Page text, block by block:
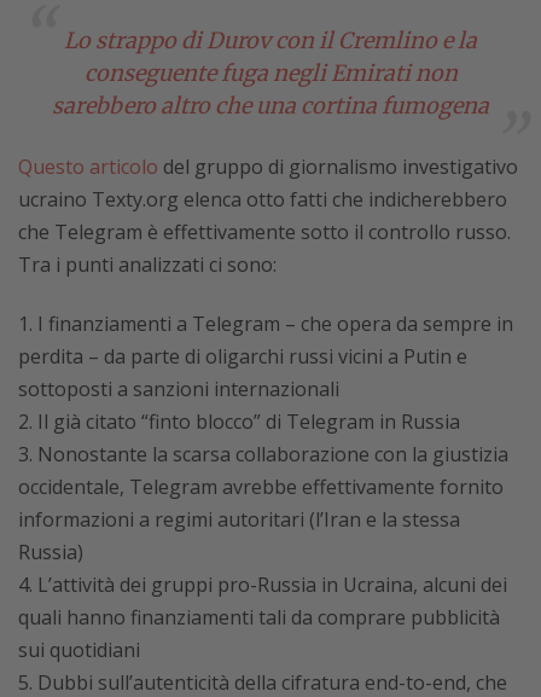
Lo strappo di Durov con il Cremlino e la
conseguente fuga negli Emirati non
sarebbero altro che una cortina fumogena
Questo articolo del gruppo di giornalismo investigativo
ucraino Texty.org elenca otto fatti che indicherebbero
che Telegram è effettivamente sotto il controllo russo.
Tra i punti analizzati ci sono:
I finanziamenti a Telegram – che opera da sempre in
perdita – da parte di oligarchi russi vicini a Putin e
sottoposti a sanzioni internazionali
Il già citato “finto blocco” di Telegram in Russia
Nonostante la scarsa collaborazione con la giustizia
occidentale, Telegram avrebbe effettivamente fornito
informazioni a regimi autoritari (l’Iran e la stessa
Russia)
L’attività dei gruppi pro-Russia in Ucraina, alcuni dei
quali hanno finanziamenti tali da comprare pubblicità
sui quotidiani
Dubbi sull’autenticità della cifratura end-to-end, che